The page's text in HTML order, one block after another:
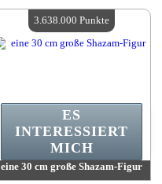
Verfügbare Menge:4
eine 30 cm große Shazam-Figur
ES
INTERESSIERT
MICH
3.638.000 Punkte